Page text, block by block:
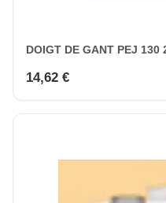
DOIGT DE GANT PEJ 130
14,62 €